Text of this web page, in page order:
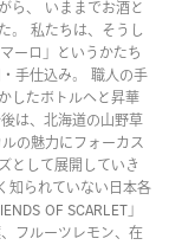
ら、 いままでお酒と
。 私たちは、そうし
ーロ」というかたち
手仕込み。 職人の手
したボトルへと昇華
は、北海道の山野草
の魅力にフォーカス
として展開していき
知られていない日本各
OF SCARLET」
フルーツレモン、在